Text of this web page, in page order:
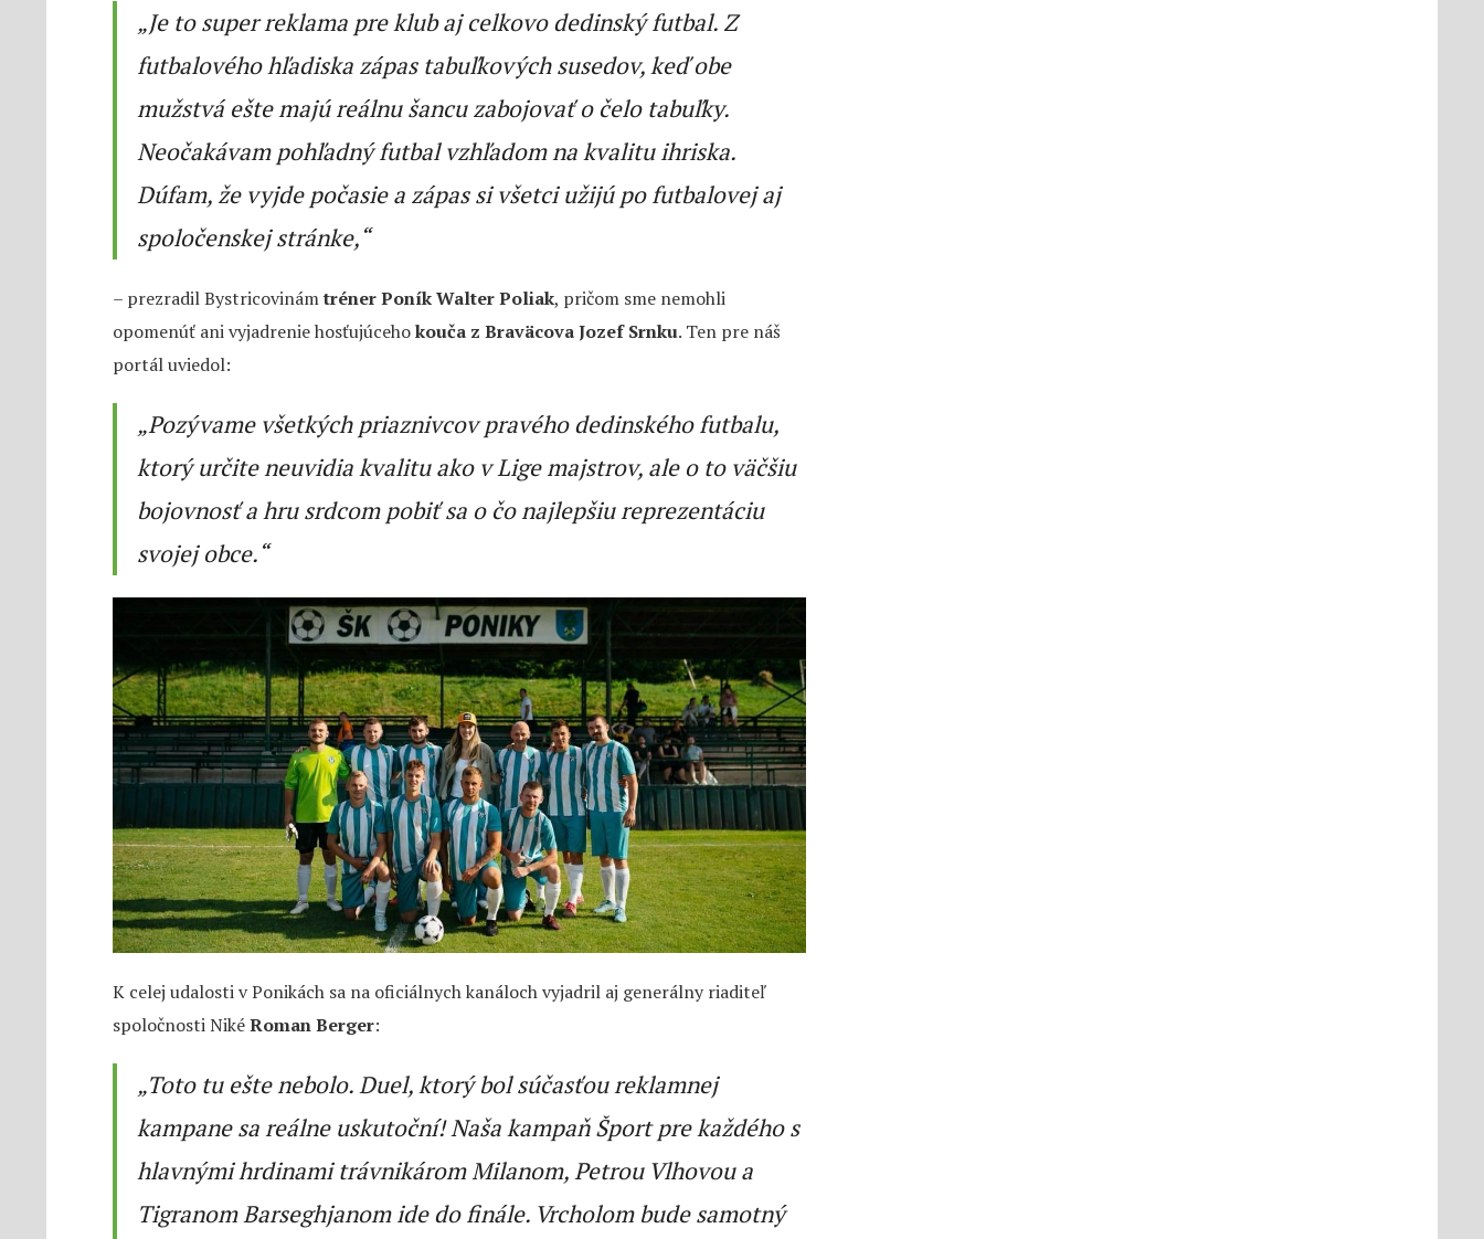
„Je to super reklama pre klub aj celkovo dedinský futbal. Z
futbalového hľadiska zápas tabuľkových susedov, keď obe
mužstvá ešte majú reálnu šancu zabojovať o čelo tabuľky.
Neočakávam pohľadný futbal vzhľadom na kvalitu ihriska.
Dúfam, že vyjde počasie a zápas si všetci užijú po futbalovej aj
spoločenskej stránke,“
– prezradil Bystricovinámtréner PoníkWalter Poliak, pričom sme nemohli
opomenúť ani vyjadrenie hosťujúcehokouča z BraväcovaJozef Srnku. Ten pre náš
portál uviedol:
„Pozývame všetkých priaznivcov pravého dedinského futbalu,
ktorý určite neuvidia kvalitu ako v Lige majstrov, ale o to väčšiu
bojovnosť a hru srdcom pobiť sa o čo najlepšiu reprezentáciu
svojej obce.“
K celej udalosti v Ponikách sa na oficiálnych kanáloch vyjadril aj generálny riaditeľ
spoločnosti NikéRoman Berger:
„Toto tu ešte nebolo. Duel, ktorý bol súčasťou reklamnej
kampane sa reálne uskutoční! Naša kampaň Šport pre každého s
hlavnými hrdinami trávnikárom Milanom, Petrou Vlhovou a
Tigranom Barseghjanom ide do finále. Vrcholom bude samotný